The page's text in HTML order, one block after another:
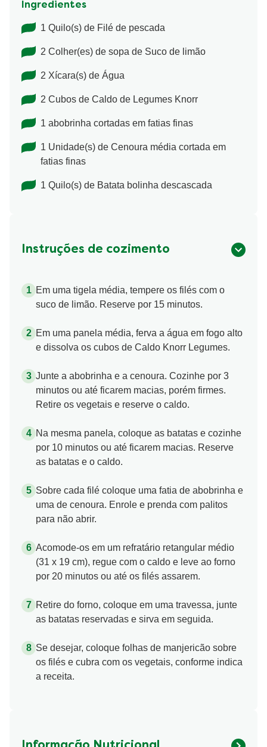
Ingredientes
1 Quilo(s) de Filé de pescada
2 Colher(es) de sopa de Suco de limão
2 Xícara(s) de Água
2 Cubos de Caldo de Legumes Knorr
1 abobrinha cortadas em fatias finas
1 Unidade(s) de Cenoura média cortada em
fatias finas
1 Quilo(s) de Batata bolinha descascada
Instruções de cozimento
Em uma tigela média, tempere os filés com o
suco de limão. Reserve por 15 minutos.
Em uma panela média, ferva a água em fogo alto
e dissolva os cubos de Caldo Knorr Legumes.
Junte a abobrinha e a cenoura. Cozinhe por 3
minutos ou até ficarem macias, porém firmes.
Retire os vegetais e reserve o caldo.
Na mesma panela, coloque as batatas e cozinhe
por 10 minutos ou até ficarem macias. Reserve
as batatas e o caldo.
Sobre cada filé coloque uma fatia de abobrinha e
uma de cenoura. Enrole e prenda com palitos
para não abrir.
Acomode-os em um refratário retangular médio
(31 x 19 cm), regue com o caldo e leve ao forno
por 20 minutos ou até os filés assarem.
Retire do forno, coloque em uma travessa, junte
as batatas reservadas e sirva em seguida.
Se desejar, coloque folhas de manjericão sobre
os filés e cubra com os vegetais, conforme indica
a receita.